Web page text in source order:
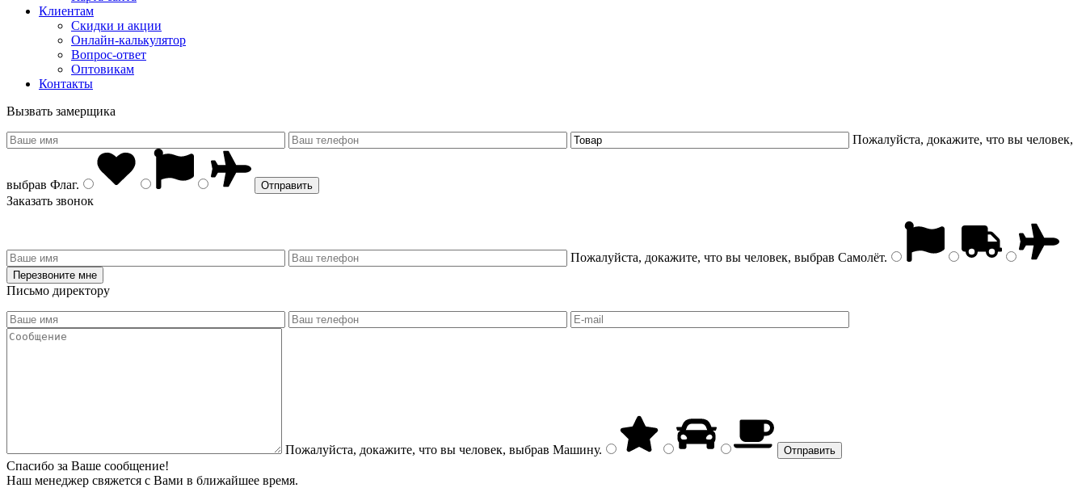
Клиентам
Скидки и акции
Онлайн-калькулятор
Вопрос-ответ
Оптовикам
Контакты
Вызвать замерщика
Пожалуйста, докажите, что вы человек,
выбрав Флаг.
Заказать звонок
Пожалуйста, докажите, что вы человек, выбрав Самолёт.
Письмо директору
Пожалуйста, докажите, что вы человек, выбрав Машину.
Спасибо за Ваше сообщение!
Наш менеджер свяжется с Вами в ближайшее время.